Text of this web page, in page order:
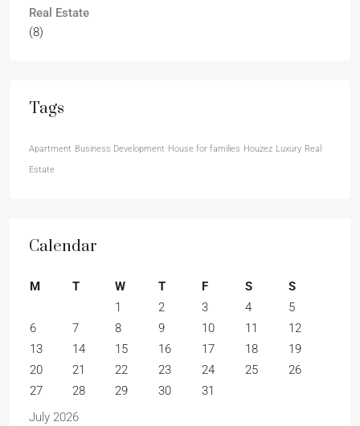
Real Estate
(8)
Tags
Apartment Business Development House for families Houzez Luxury Real
Estate
Calendar
July 2026
M T W T F S
S
1
2 3 4
5
6
7 8 9 10 11
12
13
14 15 16 17 18
19
20
21 22 23 24 25
26
27
28 29 30 31